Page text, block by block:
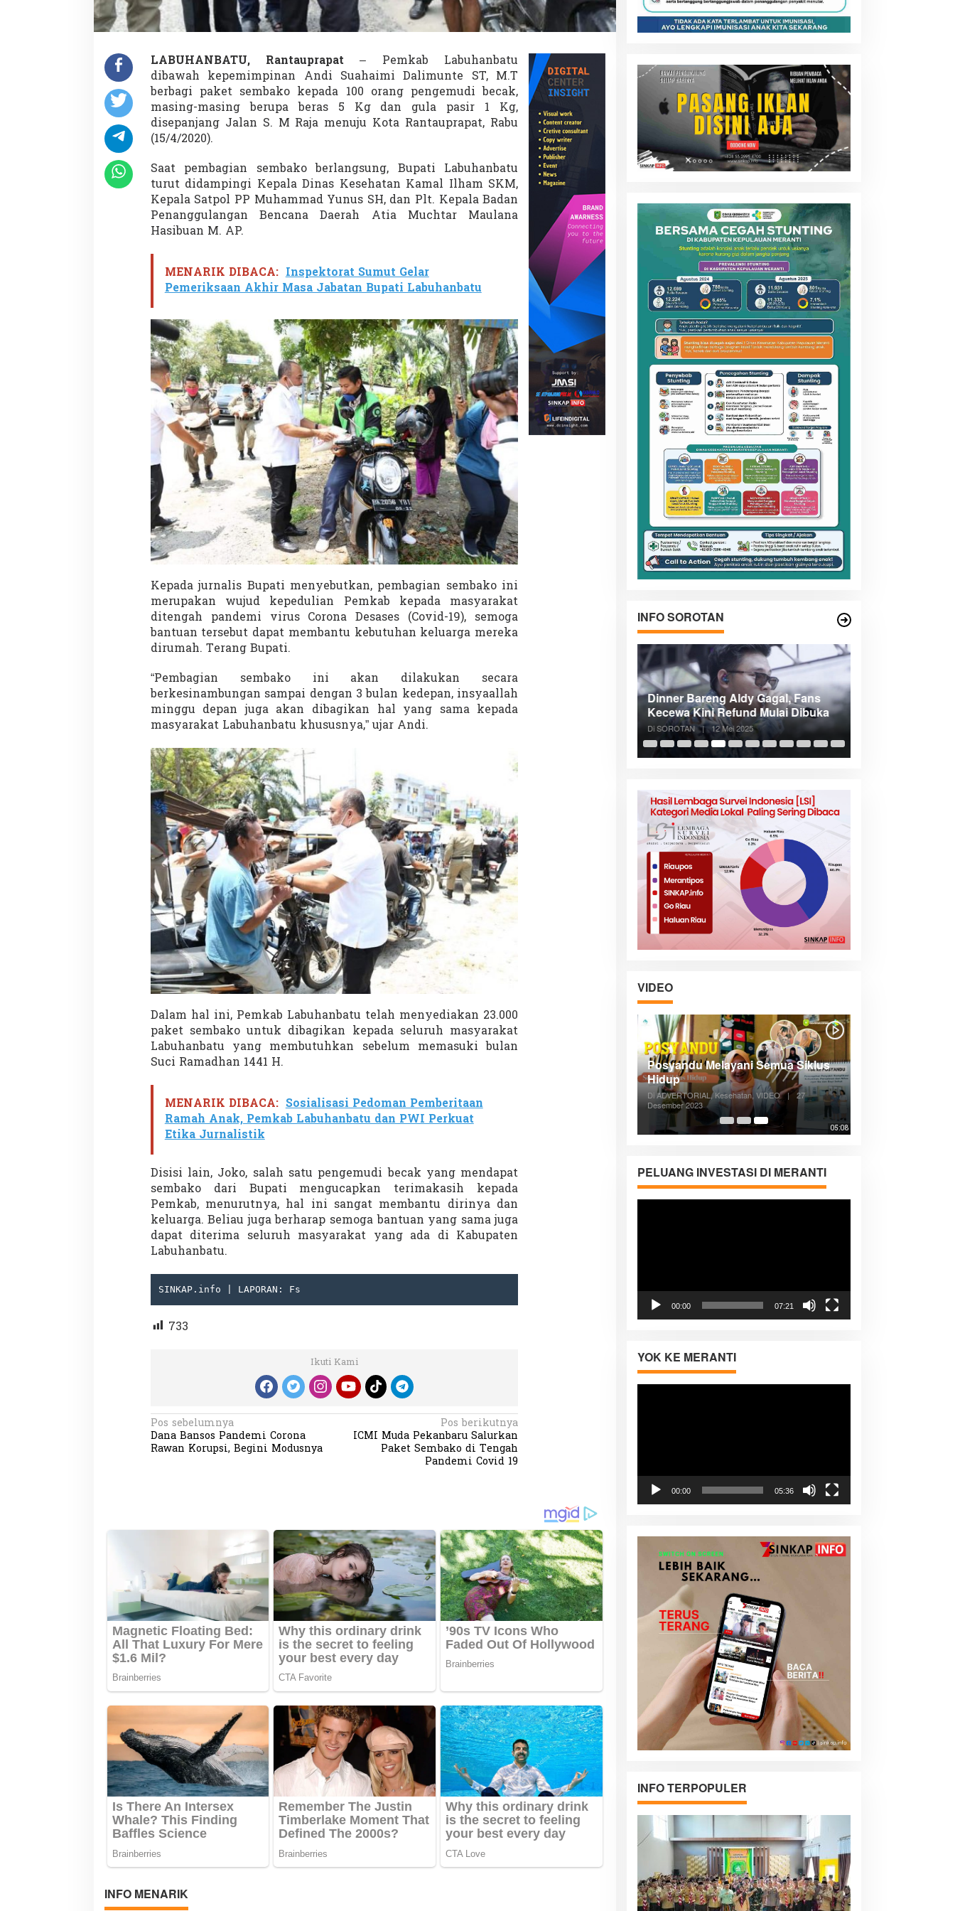
g
i
e
m
b
a
k
o
O
r
a
n
g
g
e
d
i
B
e
c
a
k
LABUHANBATU, Rantauprapat – Pemkab Labuhanbatu
dibawah kepemimpinan Andi Suahaimi Dalimunte ST, M.T
berbagi paket sembako kepada 100 orang pengemudi becak,
masing-masing berupa beras 5 Kg dan gula pasir 1 Kg,
disepanjang Jalan S. M Raja menuju Kota Rantauprapat, Rabu
(15/4/2020).
Saat pembagian sembako berlangsung, Bupati Labuhanbatu
turut didampingi Kepala Dinas Kesehatan Kamal Ilham SKM,
Kepala Satpol PP Muhammad Yunus SH, dan Plt. Kepala Badan
Penanggulangan Bencana Daerah Atia Muchtar Maulana
Hasibuan M. AP.
MENARIK DIBACA: Inspektorat Sumut Gelar
Pemeriksaan Akhir Masa Jabatan Bupati Labuhanbatu
Kepada jurnalis Bupati menyebutkan, pembagian sembako ini
merupakan wujud kepedulian Pemkab kepada masyarakat
ditengah pandemi virus Corona Desases (Covid-19), semoga
bantuan tersebut dapat membantu kebutuhan keluarga mereka
dirumah. Terang Bupati.
“Pembagian sembako ini akan dilakukan secara
berkesinambungan sampai dengan 3 bulan kedepan, insyaallah
minggu depan juga akan dibagikan hal yang sama kepada
masyarakat Labuhanbatu khususnya,” ujar Andi.
Dalam hal ini, Pemkab Labuhanbatu telah menyediakan 23.000
paket sembako untuk dibagikan kepada seluruh masyarakat
Labuhanbatu yang membutuhkan sebelum memasuki bulan
Suci Ramadhan 1441 H.
MENARIK DIBACA: Sosialisasi Pedoman Pemberitaan
Ramah Anak, Pemkab Labuhanbatu dan PWI Perkuat
Etika Jurnalistik
Disisi lain, Joko, salah satu pengemudi becak yang mendapat
sembako dari Bupati mengucapkan terimakasih kepada
Pemkab, menurutnya, hal ini sangat membantu dirinya dan
keluarga. Beliau juga berharap semoga bantuan yang sama juga
dapat diterima seluruh masyarakat yang ada di Kabupaten
Labuhanbatu.
SINKAP.info | LAPORAN: Fs
733
Ikuti Kami
N
a
a
p
o
s
Pos sebelumnya
Dana Bansos Pandemi Corona
Rawan Korupsi, Begini Modusnya
Pos berikutnya
ICMI Muda Pekanbaru Salurkan
Paket Sembako di Tengah
Pandemi Covid 19
INFO MENARIK
INFO SOROTAN
Demonstrasi Gen-Z Guncang
Nepal, PM Mundur Mendadak
Setelah Gedung Parlemen Dibakar
12 September 2025
Menteri Nusron: Patok Batas Tanah
Cegah Konflik dan Dukung
Penataan Ruang
Di NASIONAL, SOROTAN | 8 Agustus 2025
Rekognisi Sejarah Kerajaan Siak
dan Harapan Daerah Istimewa Riau
Dinner Bareng Aldy Gagal, Fans
Kecewa Kini Refund Mulai Dibuka
Di SOROTAN | 12 Mei 2025
VIDEO
Partisipasi Pemuda dalam
Diadakan di Nanjing
Di GLOBAL, VIDEO | 18 Januari 2024
2024
05:08
Posyandu Melayani Semua Siklus
Hidup
Di ADVERTORIAL, Kesehatan, VIDEO |
27
Desember 2023
PELUANG INVESTASI DI MERANTI
00:00 07:21
YOK KE MERANTI
00:00 05:36
INFO TERPOPULER